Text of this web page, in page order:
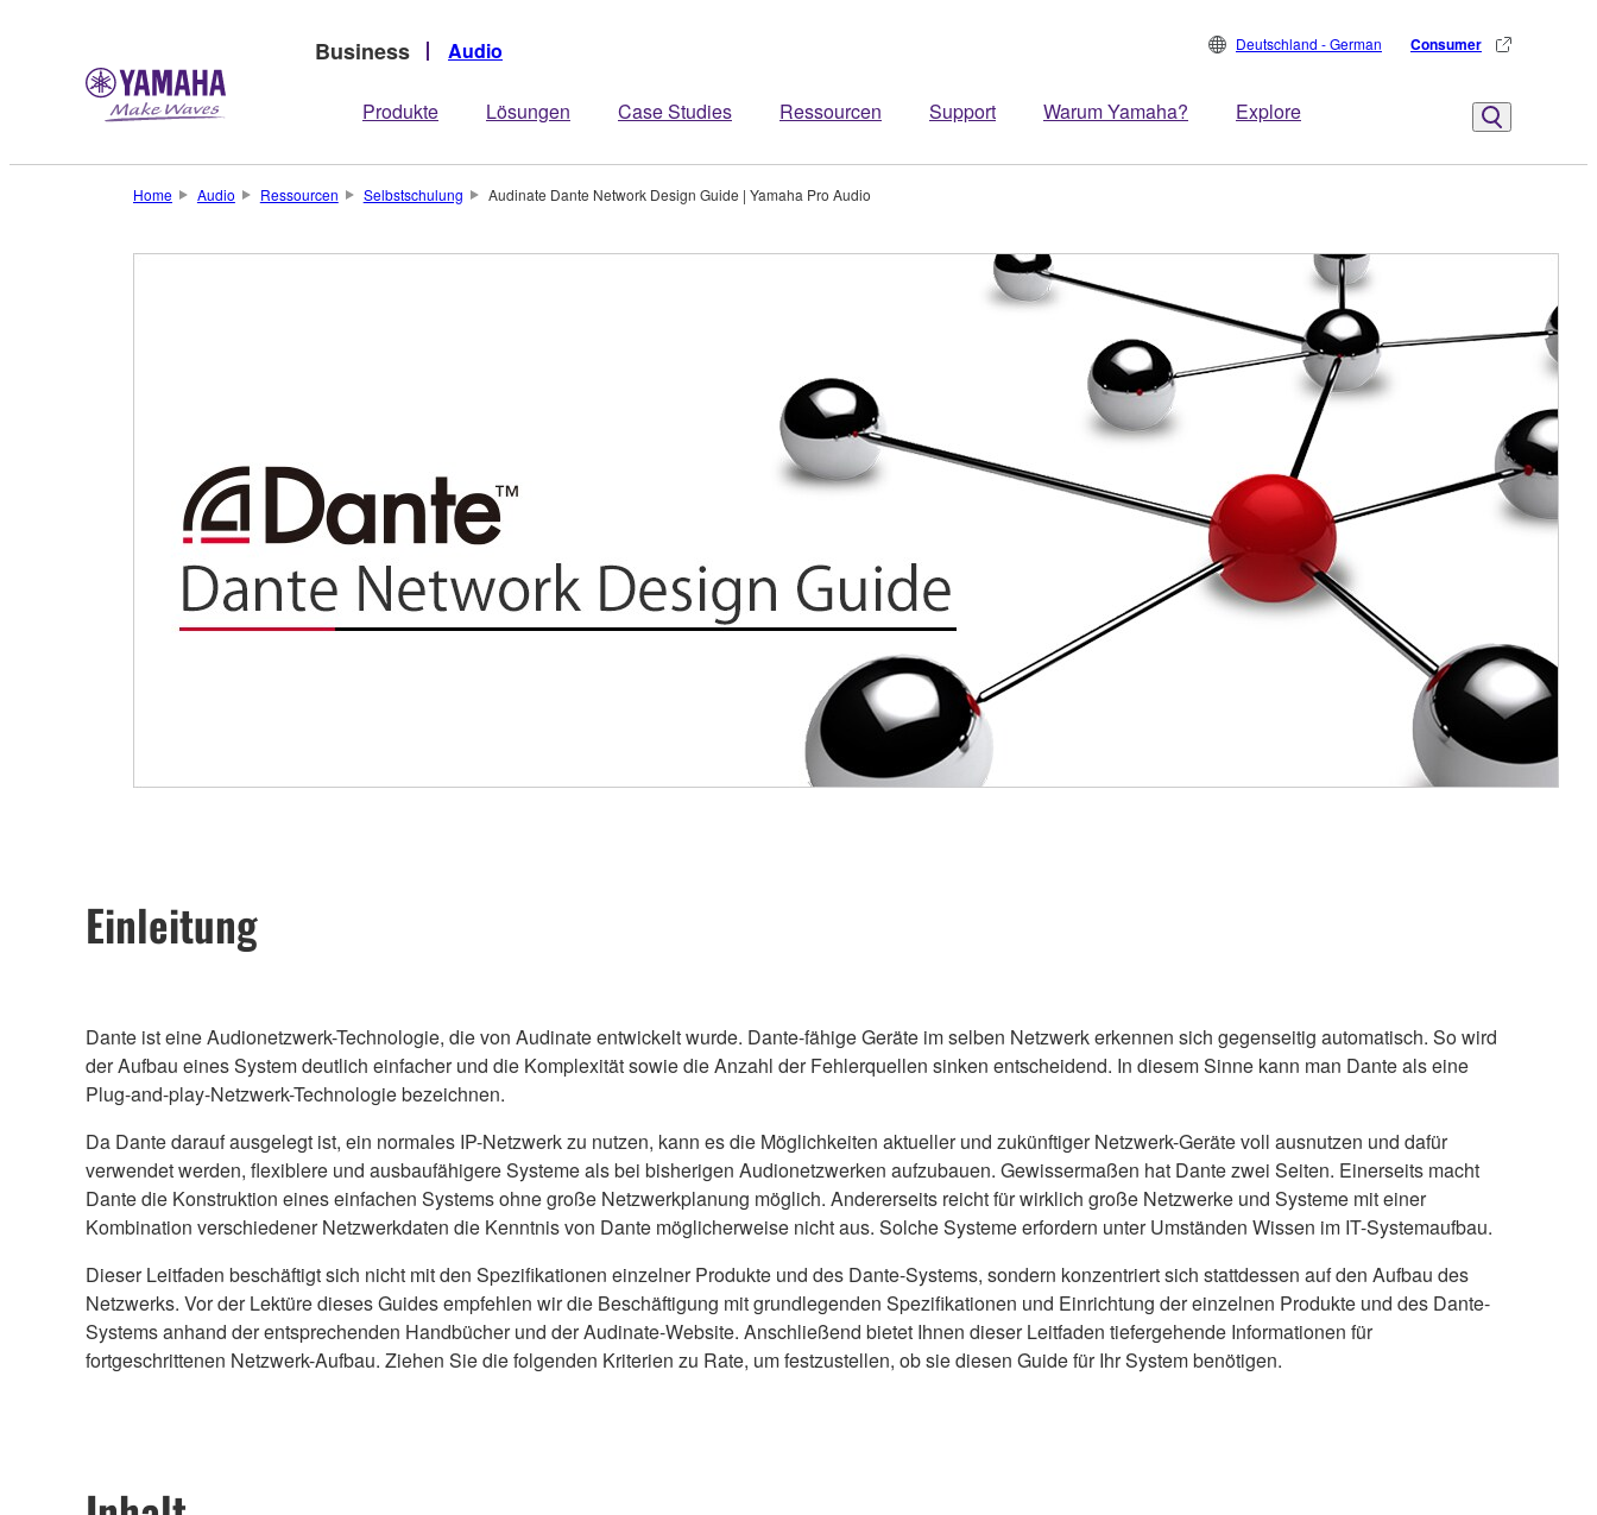
Business Audio
Produkte Lösungen Case Studies Ressourcen Support Warum Yamaha? Explore
Deutschland - German Consumer
Home Audio Ressourcen Selbstschulung Audinate Dante Network Design Guide | Yamaha Pro Audio
Einleitung
Dante ist eine Audionetzwerk-Technologie, die von Audinate entwickelt wurde. Dante-fähige Geräte im selben Netzwerk erkennen sich gegenseitig automatisch. So wird
der Aufbau eines System deutlich einfacher und die Komplexität sowie die Anzahl der Fehlerquellen sinken entscheidend. In diesem Sinne kann man Dante als eine
Plug-and-play-Netzwerk-Technologie bezeichnen.
Da Dante darauf ausgelegt ist, ein normales IP-Netzwerk zu nutzen, kann es die Möglichkeiten aktueller und zukünftiger Netzwerk-Geräte voll ausnutzen und dafür
verwendet werden, flexiblere und ausbaufähigere Systeme als bei bisherigen Audionetzwerken aufzubauen. Gewissermaßen hat Dante zwei Seiten. Einerseits macht
Dante die Konstruktion eines einfachen Systems ohne große Netzwerkplanung möglich. Andererseits reicht für wirklich große Netzwerke und Systeme mit einer
Kombination verschiedener Netzwerkdaten die Kenntnis von Dante möglicherweise nicht aus. Solche Systeme erfordern unter Umständen Wissen im IT-Systemaufbau.
Dieser Leitfaden beschäftigt sich nicht mit den Spezifikationen einzelner Produkte und des Dante-Systems, sondern konzentriert sich stattdessen auf den Aufbau des
Netzwerks. Vor der Lektüre dieses Guides empfehlen wir die Beschäftigung mit grundlegenden Spezifikationen und Einrichtung der einzelnen Produkte und des Dante-
Systems anhand der entsprechenden Handbücher und der Audinate-Website. Anschließend bietet Ihnen dieser Leitfaden tiefergehende Informationen für
fortgeschrittenen Netzwerk-Aufbau. Ziehen Sie die folgenden Kriterien zu Rate, um festzustellen, ob sie diesen Guide für Ihr System benötigen.